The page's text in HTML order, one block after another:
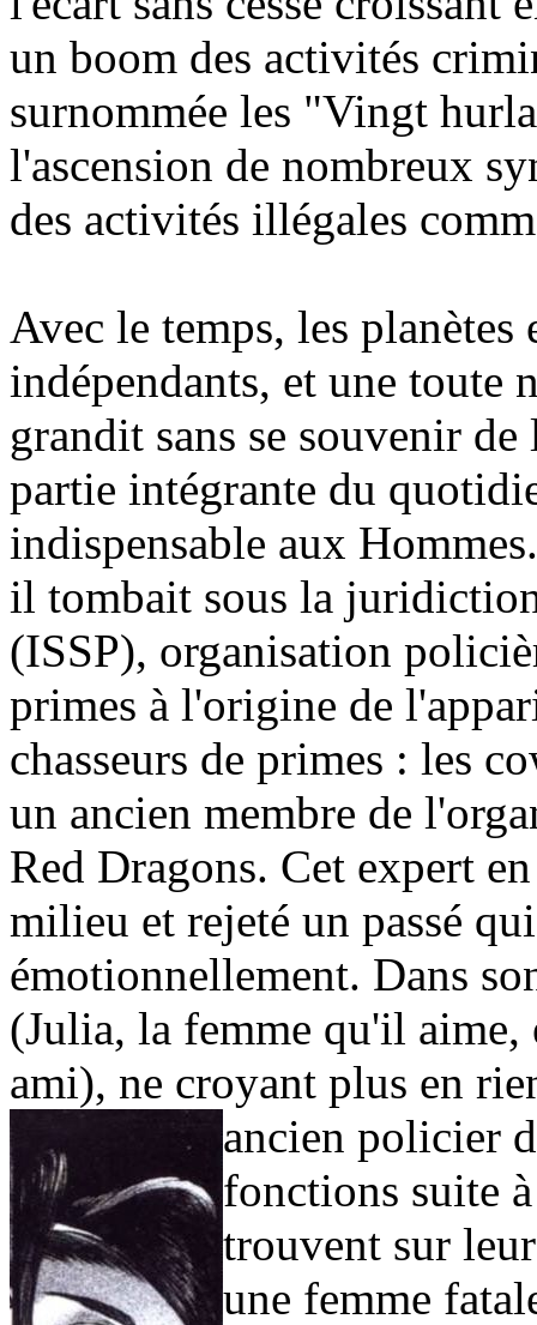
un boom des activités
surnommée les "Vingt
l'ascension de nombreux
des activités illégales
Avec le temps, les planètes
indépendants, et une toute
grandit sans se souvenir
partie intégrante du
indispensable aux
il tombait sous la
(ISSP), organisation
primes à l'origine de
chasseurs de primes : les
un ancien membre de
Red Dragons. Cet expert
milieu et rejeté un passé
émotionnellement. Dans
(Julia, la femme qu'il
ami), ne croyant plus en
ancien policier
fonctions suite
trouvent sur
une femme